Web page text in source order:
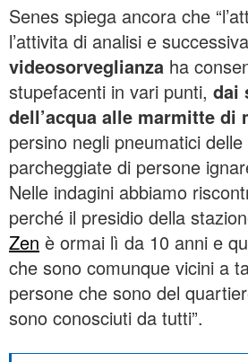
Senes spiega ancora che
l’attivita di analisi e
videosorveglianza ha
stupefacenti in vari punti, dai
dell’acqua alle marmitte di
persino negli pneumatici
parcheggiate di persone
Nelle indagini abbiamo
perché il presidio della
Zen è ormai lì da 10 anni e
che sono comunque vicini a
persone che sono del
sono conosciuti da tutti”.